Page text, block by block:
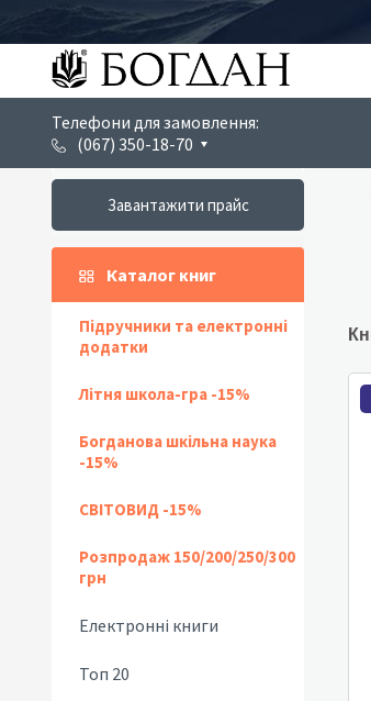
Телефони для замовлення:
(067) 350-18-70
Завантажити прайс
Каталог книг
Підручники та електронні
додатки
Літня школа-гра -15%
Богданова шкільна наука
-15%
СВІТОВИД -15%
Розпродаж 150/200/250/300
грн
Електронні книги
Топ 20